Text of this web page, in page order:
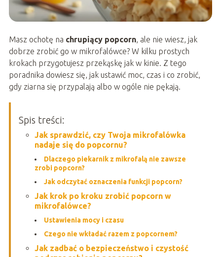
Masz ochotę na chrupiący popcorn, ale nie wiesz, jak
dobrze zrobić go w mikrofalówce? W kilku prostych
krokach przygotujesz przekąskę jak w kinie. Z tego
poradnika dowiesz się, jak ustawić moc, czas i co zrobić,
gdy ziarna się przypalają albo w ogóle nie pękają.
Spis treści:
Jak sprawdzić, czy Twoja mikrofalówka
nadaje się do popcornu?
Dlaczego piekarnik z mikrofalą nie zawsze
zrobi popcorn?
Jak odczytać oznaczenia funkcji popcorn?
Jak krok po kroku zrobić popcorn w
mikrofalówce?
Ustawienia mocy i czasu
Czego nie wkładać razem z popcornem?
Jak zadbać o bezpieczeństwo i czystość